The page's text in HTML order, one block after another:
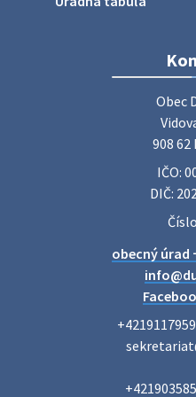
Zájazd do Veľkého
Základná organizácia Únie
srdečne pozýva svoje
priateľov na jednodňový
Poradne komplexnej
diskrétne komplexné
odborníkov Vám pomôžte
oblastiach: právo rodina a
Obec
908 62
IČO:
DIČ:
obecný úrad